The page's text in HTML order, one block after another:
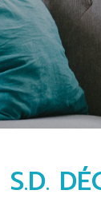
S.D.